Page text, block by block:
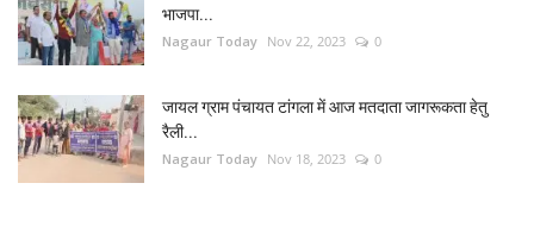
भाजपा...
Nagaur Today Nov 22, 2023 0
जायल ग्राम पंचायत टांगला में आज मतदाता जागरूकता हेतु
रैली...
Nagaur Today Nov 18, 2023 0